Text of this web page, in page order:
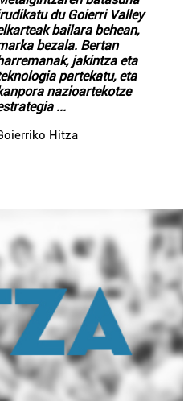
du Goierri Valley
bailara behean,
bezala. Bertan
jakintza eta
partekatu, eta
nazioartekotze
...
Hitza